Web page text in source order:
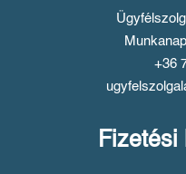
+36
Fizetési